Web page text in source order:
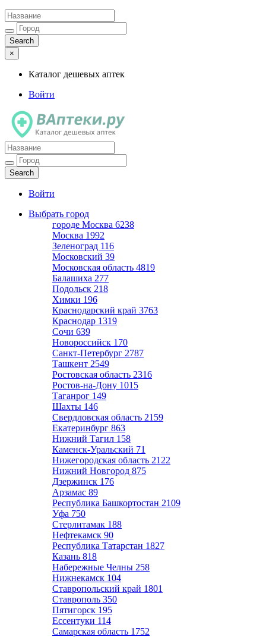
×
Каталог дешевых аптек
Войти
Каталог дешевых аптек
Войти
Выбрать город
городе Москва 6238
Москва 1992
Зеленоград 116
Московский 39
Московская область 4819
Балашиха 277
Подольск 218
Химки 196
Краснодарский край 3763
Краснодар 1319
Сочи 639
Новороссийск 170
Санкт-Петербург 2787
Ташкент 2549
Ростовская область 2316
Ростов-на-Дону 1015
Таганрог 149
Шахты 146
Свердловская область 2159
Екатеринбург 863
Нижний Тагил 158
Каменск-Уральский 71
Нижегородская область 2122
Нижний Новгород 875
Дзержинск 176
Арзамас 89
Республика Башкортостан 2109
Уфа 750
Стерлитамак 188
Нефтекамск 90
Республика Татарстан 1827
Казань 818
Набережные Челны 258
Нижнекамск 104
Ставропольский край 1801
Ставрополь 350
Пятигорск 195
Ессентуки 114
Самарская область 1752